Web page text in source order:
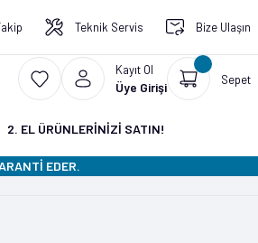
Teknik Servis Bize Ulaşın
Kayıt Ol
Üye Girişi Sepet
2. EL ÜRÜNLERİNİZİ SATIN!
EDER.